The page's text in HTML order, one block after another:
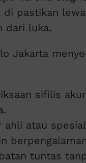
di pastikan
dari luka.
Jakarta
sifilis
ahli atau
tuntas